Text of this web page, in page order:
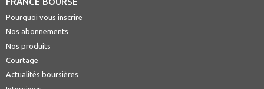
Pourquoi vous inscrire
Nos abonnements
Nos produits
Courtage
Actualités boursières